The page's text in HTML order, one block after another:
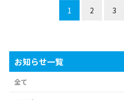
1 2 3
お知らせ一覧
全て